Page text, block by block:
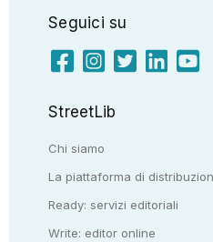
Seguici su
StreetLib
Chi siamo
La piattaforma di
Ready: servizi editoriali
Write: editor online